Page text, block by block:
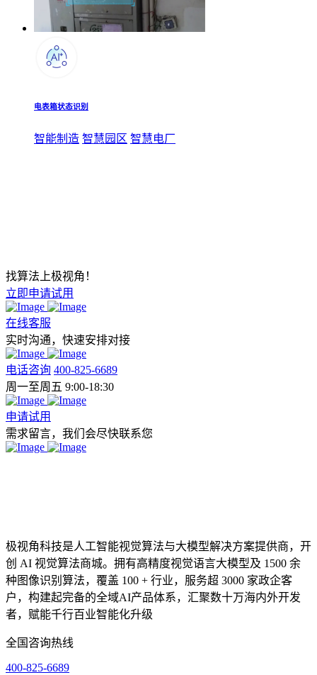
电表箱状态识别
智能制造 智慧园区 智慧电厂
找算法上极视角！
立即申请试用
在线客服
实时沟通，快速安排对接
电话咨询 400-825-6689
周一至周五 9:00-18:30
申请试用
需求留言，我们会尽快联系您
极视角科技是人工智能视觉算法与大模型解决方案提供商，开
创 AI 视觉算法商城。拥有高精度视觉语言大模型及 1500 余
种图像识别算法，覆盖 100 + 行业，服务超 3000 家政企客
户，构建起完备的全域AI产品体系，汇聚数十万海内外开发
者，赋能千行百业智能化升级
全国咨询热线
400-825-6689